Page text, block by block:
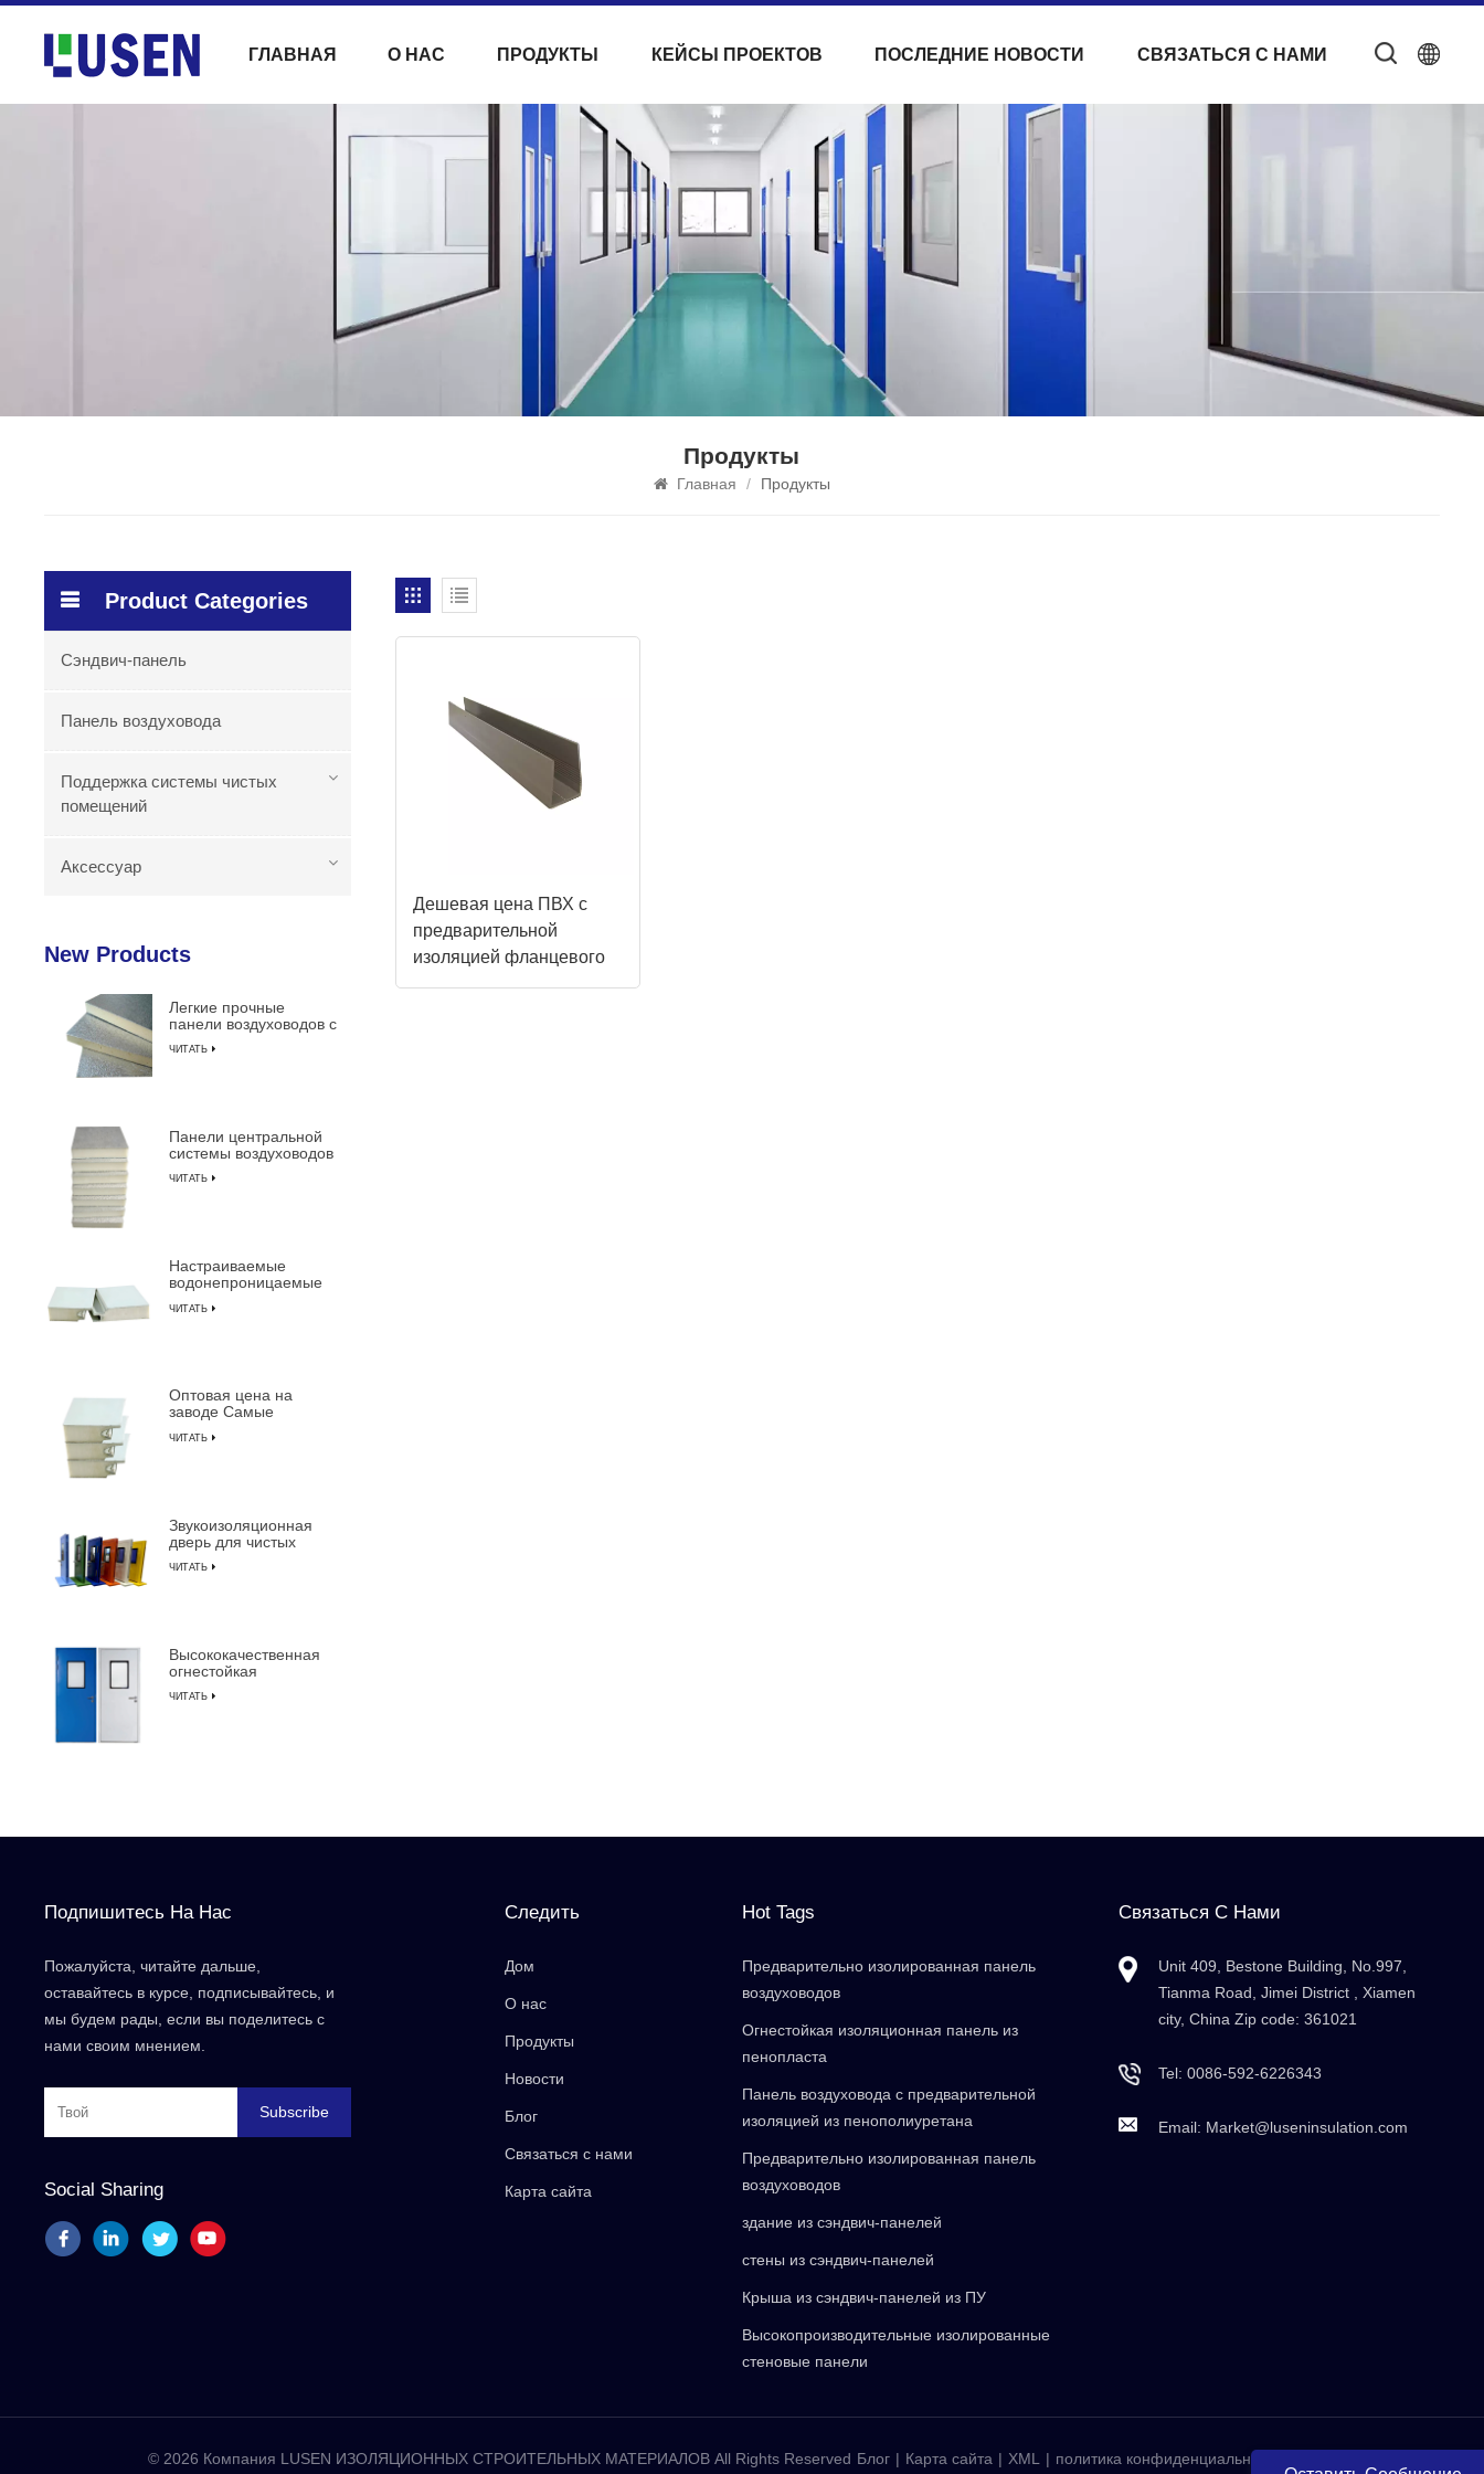
ГЛАВНАЯ О НАС ПРОДУКТЫ КЕЙСЫ ПРОЕКТОВ ПОСЛЕДНИЕ НОВОСТИ СВЯЗАТЬСЯ С НАМИ
Продукты
Главная / Продукты
Дешевая цена ПВХ с
предварительной
изоляцией фланцевого
соединения воздуховода
Product Categories
Сэндвич-панель
Панель воздуховода
Поддержка системы чистых
помещений
Аксессуар
New Products
Легкие прочные
панели воздуховодов с
пенополиуретана
ЧИТАТЬ
Панели центральной
системы воздуховодов
изоляцией из
ЧИТАТЬ
Настраиваемые
водонепроницаемые
изолированные
ЧИТАТЬ
Оптовая цена на
заводе Самые
предварительно
ЧИТАТЬ
Звукоизоляционная
дверь для чистых
алюминиевой рамой
ЧИТАТЬ
Высококачественная
огнестойкая
дверь для чистых
ЧИТАТЬ
Подпишитесь На Нас
Пожалуйста, читайте дальше,
оставайтесь в курсе, подписывайтесь, и
мы будем рады, если вы поделитесь с
нами своим мнением.
Subscribe
Social Sharing
Следить
Дом
О нас
Продукты
Новости
Блог
Связаться с нами
Карта сайта
Hot Tags
Предварительно изолированная панель
воздуховодов
Огнестойкая изоляционная панель из
пенопласта
Панель воздуховода с предварительной
изоляцией из пенополиуретана
Предварительно изолированная панель
воздуховодов
здание из сэндвич-панелей
стены из сэндвич-панелей
Крыша из сэндвич-панелей из ПУ
Высокопроизводительные изолированные
стеновые панели
Связаться С Нами
Unit 409, Bestone Building, No.997,
Tianma Road, Jimei District , Xiamen
city, China Zip code: 361021
Tel:0086-592-6226343
Email: Market@luseninsulation.com
© 2026 Компания LUSEN ИЗОЛЯЦИОННЫХ СТРОИТЕЛЬНЫХ МАТЕРИАЛОВ All Rights Reserved Блог | Карта сайта | XML | политика конфиденциальности